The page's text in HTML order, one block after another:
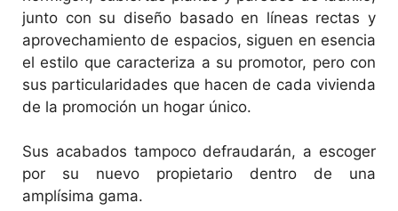
junto con su diseño basado en líneas rectas y
aprovechamiento de espacios, siguen en esencia
el estilo que caracteriza a su promotor, pero con
sus particularidades que hacen de cada vivienda
de la promoción un hogar único.
Sus acabados tampoco defraudarán, a escoger
por su nuevo propietario dentro de una
amplísima gama.